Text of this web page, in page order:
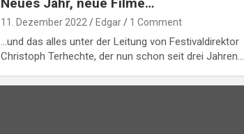
Neues Jahr, neue Filme…
11. Dezember 2022 Edgar 1 Comment
…und das alles unter der Leitung von Festivaldirektor
Christoph Terhechte, der nun schon seit drei Jahren…